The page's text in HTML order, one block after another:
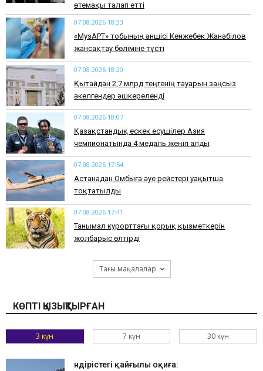
өтемақы талап етті
07.08.2026 18:33
«МузАРТ» тобының әншісі Кенжебек Жанәбілов
жансақтау бөліміне түсті
07.08.2026 18:20
Қытайдан 2,7 млрд теңгенің тауарын заңсыз
әкелгендер әшкереленді
07.08.2026 18:07
Қазақстандық ескек есушілер Азия
чемпионатында 4 медаль жеңіп алды
07.08.2026 17:54
Астанадан Омбыға әуе рейстері уақытша
тоқтатылды
07.08.2026 17:41
​Танымал курорттағы қорық қызметкерін
жолбарыс өлтірді
Тағы мақалалар
КӨПТІ ҚЫЗЫҚТЫРҒАН
3 күн 7 күн 30 күн
Өндірістегі қайғылы оқиға: